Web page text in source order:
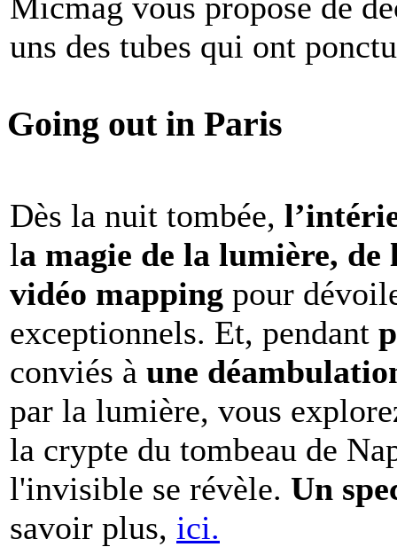
uns des tubes qui ont
Going out in Paris
Dès la nuit tombée,
la magie de la lumière,
vidéo mapping pour
exceptionnels. Et, pendant
conviés à une
par la lumière, vous
la crypte du tombeau de
l'invisible se révèle. Un
savoir plus, ici.